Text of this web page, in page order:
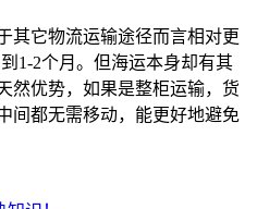
其它物流运输途径而言相对更
1-2个月。但海运本身却有其
然优势，如果是整柜运输，货
间都无需移动，能更好地避免